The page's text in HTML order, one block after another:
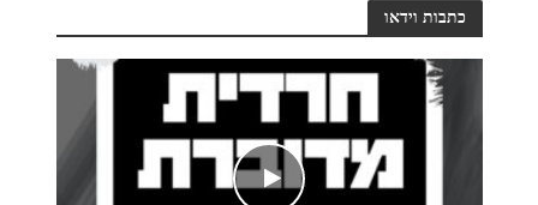
כתבות וידאו